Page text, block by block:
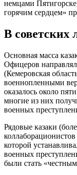
немцами
горячим сердцем»
В советских
Основная масса
Офицеров
(Кемеровская
военнопленными
оказалось около
многие из них
военных
Рядовые казаки
которой
военных
были стать